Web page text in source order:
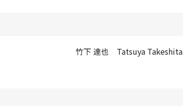
竹下 達也 Tatsuya Takeshita